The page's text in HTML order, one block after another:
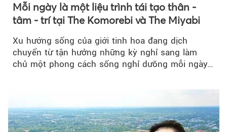
Mỗi ngày là một liệu trình tái tạo thân -
tâm - trí tại The Komorebi và The Miyabi
Xu hướng sống của giới tinh hoa đang dịch
chuyển từ tận hưởng những kỳ nghỉ sang làm
chủ một phong cách sống nghỉ dưỡng mỗi ngày…